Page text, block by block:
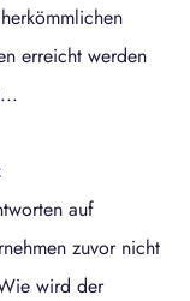
erreicht werden
auf
zuvor nicht
wird der